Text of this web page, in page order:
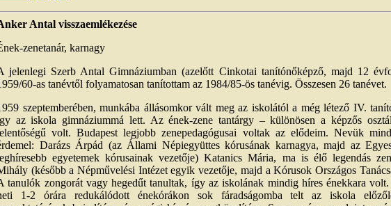
Antal visszaemlékezése
zenetanár, karnagy
jelenlegi Szerb Antal Gimnáziumban (azelőtt Cinkotai tanítónőképző, majd 12
60-as tanévtől folyamatosan tanítottam az 1984/85-ös tanévig. Összesen 26 tanévet.
szeptemberében, munkába állásomkor vált meg az iskolától a még létező IV.
az iskola gimnáziummá lett. Az ének-zene tantárgy – különösen a képzős
volt. Budapest legjobb zenepedagógusai voltak az elődeim. Nevük
Darázs Árpád (az Állami Népiegyüttes kórusának karnagya, majd az
egyetemek kórusainak vezetője) Katanics Mária, ma is élő legendás
(később a Népművelési Intézet egyik vezetője, majd a Kórusok Országos
tanulók zongorát vagy hegedűt tanultak, így az iskolának mindig híres énekkara
1-2 órára redukálódott énekórákon sok fáradságomba telt az iskola